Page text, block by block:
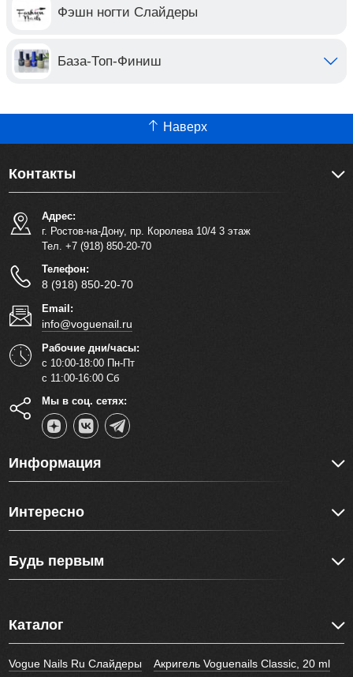
Фэшн ногти Слайдеры
База-Топ-Финиш
Наверх
Контакты
Адрес:
г. Ростов-на-Дону, пр. Королева 10/4 3 этаж
Тел. +7 (918) 850-20-70
Телефон:
8 (918) 850-20-70
Email:
info@voguenail.ru
Рабочие дни/часы:
с 10:00-18:00 Пн-Пт
с 11:00-16:00 Сб
Мы в соц. сетях:
Информация
Интересно
Будь первым
Каталог
Vogue Nails Ru Слайдеры
Акригель Voguenails Classic, 20 ml